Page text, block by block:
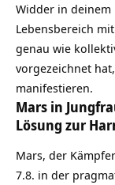
Widder in
Lebensbereich
genau wie
vorgezeichnet
manifestieren.
Mars in
Lösung zur
Mars, der
7.8. in der